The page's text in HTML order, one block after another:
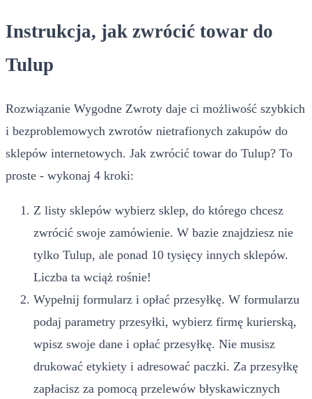
Instrukcja, jak zwrócić towar do
Tulup
Rozwiązanie Wygodne Zwroty daje ci możliwość szybkich
i bezproblemowych zwrotów nietrafionych zakupów do
sklepów internetowych. Jak zwrócić towar do Tulup? To
proste - wykonaj 4 kroki:
Z listy sklepów wybierz sklep, do którego chcesz
zwrócić swoje zamówienie. W bazie znajdziesz nie
tylko Tulup, ale ponad 10 tysięcy innych sklepów.
Liczba ta wciąż rośnie!
Wypełnij formularz i opłać przesyłkę. W formularzu
podaj parametry przesyłki, wybierz firmę kurierską,
wpisz swoje dane i opłać przesyłkę. Nie musisz
drukować etykiety i adresować paczki. Za przesyłkę
zapłacisz za pomocą przelewów błyskawicznych